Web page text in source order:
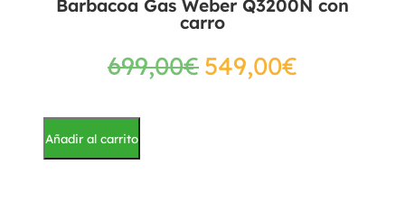
Barbacoa Gas Weber Q3200N con
carro
699,00€ 549,00€
Añadir al carrito